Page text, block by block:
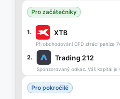
Pro začátečníky
1. XTB
Při obchodování CFD ztrácí peníze
2. Trading 212
Sponzorovaný odkaz. Váš kapitál je
Pro pokročilé